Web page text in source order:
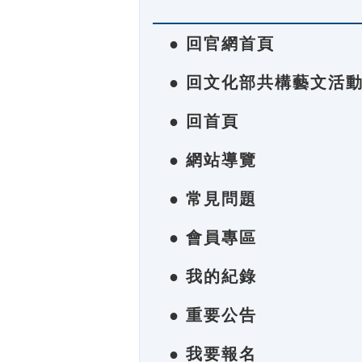
● 回官網首頁
● 回文化部共構藝文活
● 回首頁
● 網站導覽
● 常見問題
● 會員專區
● 我的紀錄
● 重要公告
● 我要報名